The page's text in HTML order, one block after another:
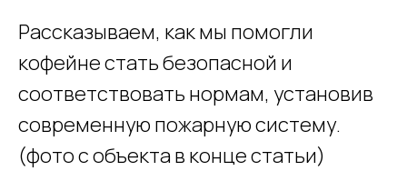
Рассказываем, как мы помогли
кофейне стать безопасной и
соответствовать нормам, установив
современную пожарную систему.
(фото с объекта в конце статьи)